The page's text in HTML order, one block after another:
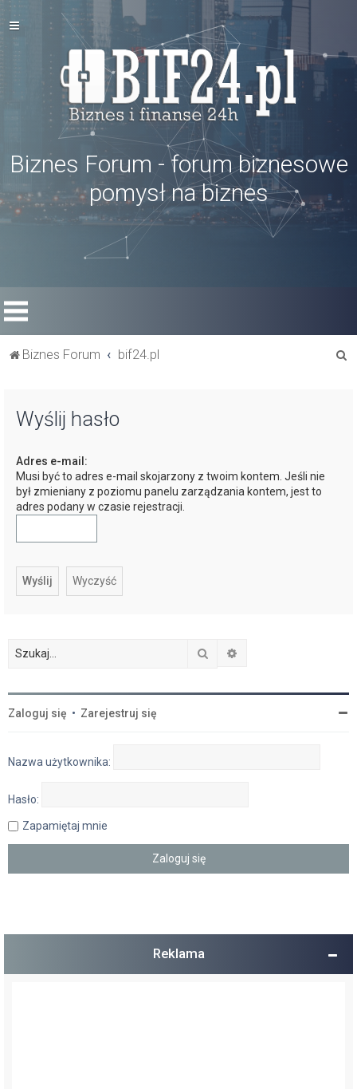
Biznes Forum - forum biznesowe
pomysł na biznes
Biznes Forum bif24.pl
Wyślij hasło
Adres e-mail:
Musi być to adres e-mail skojarzony z twoim kontem. Jeśli nie
był zmieniany z poziomu panelu zarządzania kontem, jest to
adres podany w czasie rejestracji.
Szukaj
Zaloguj się • Zarejestruj się
Nazwa użytkownika:
Hasło:
Zapamiętaj mnie
Reklama